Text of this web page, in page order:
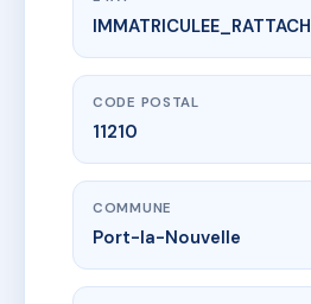
www.vme.plus/
50 rue carnot
50 Rue Carnot11210 Port-la-
CODE POSTAL
11210
COMMUNE
Port-la-Nouvelle